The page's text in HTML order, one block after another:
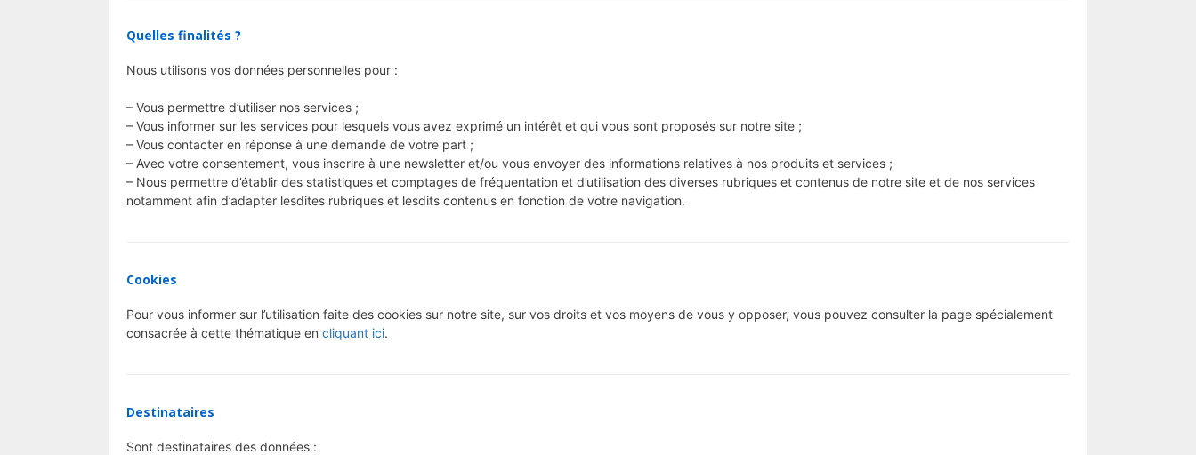
Quelles finalités ?
Nous utilisons vos données personnelles pour :
– Vous permettre d’utiliser nos services ;
– Vous informer sur les services pour lesquels vous avez exprimé un intérêt et qui vous sont proposés sur notre site ;
– Vous contacter en réponse à une demande de votre part ;
– Avec votre consentement, vous inscrire à une newsletter et/ou vous envoyer des informations relatives à nos produits et services ;
– Nous permettre d’établir des statistiques et comptages de fréquentation et d’utilisation des diverses rubriques et contenus de notre site et de nos services
notamment afin d’adapter lesdites rubriques et lesdits contenus en fonction de votre navigation.
Cookies
Pour vous informer sur l’utilisation faite des cookies sur notre site, sur vos droits et vos moyens de vous y opposer, vous pouvez consulter la page spécialement
consacrée à cette thématique en cliquant ici.
Destinataires
Sont destinataires des données :